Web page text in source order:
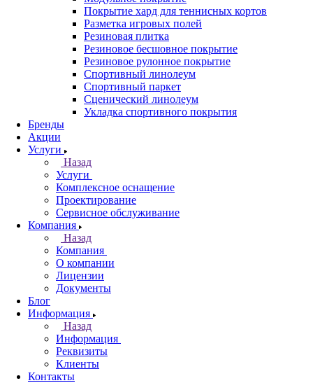
Покрытие хард для теннисных кортов
Разметка игровых полей
Резиновая плитка
Резиновое бесшовное покрытие
Резиновое рулонное покрытие
Спортивный линолеум
Спортивный паркет
Сценический линолеум
Укладка спортивного покрытия
Бренды
Акции
Услуги
Назад
Услуги
Комплексное оснащение
Проектирование
Сервисное обслуживание
Компания
Назад
Компания
О компании
Лицензии
Документы
Блог
Информация
Назад
Информация
Реквизиты
Клиенты
Контакты